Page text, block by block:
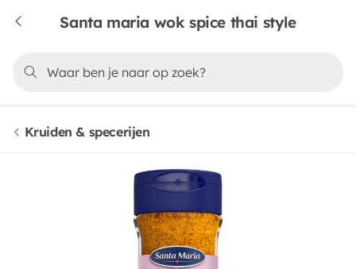
Santa maria wok spice thai style
Kruiden & specerijen